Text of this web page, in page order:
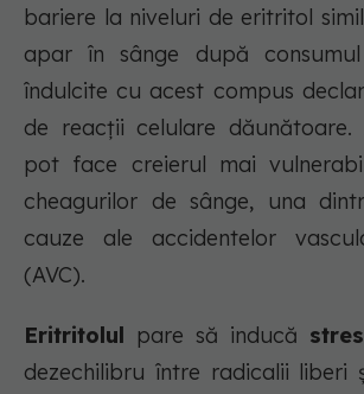
bariere la niveluri de eritritol
apar în sânge după
îndulcite cu acest compus
de reacții celulare dăunătoare.
pot face creierul mai
cheagurilor de sânge, una
cauze ale accidentelor
(AVC).
Eritritolul pare să inducă
dezechilibru între radicalii liberi